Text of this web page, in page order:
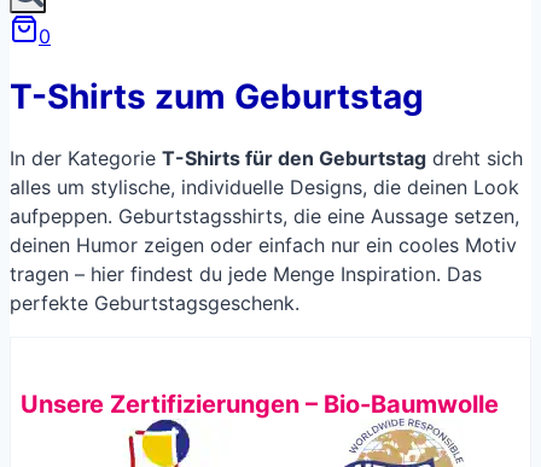
0
T-Shirts zum Geburtstag
In der Kategorie T-Shirts für den Geburtstag dreht sich
alles um stylische, individuelle Designs, die deinen Look
aufpeppen. Geburtstagsshirts, die eine Aussage setzen,
deinen Humor zeigen oder einfach nur ein cooles Motiv
tragen – hier findest du jede Menge Inspiration. Das
perfekte Geburtstagsgeschenk.
Unsere Zertifizierungen – Bio-Baumwolle